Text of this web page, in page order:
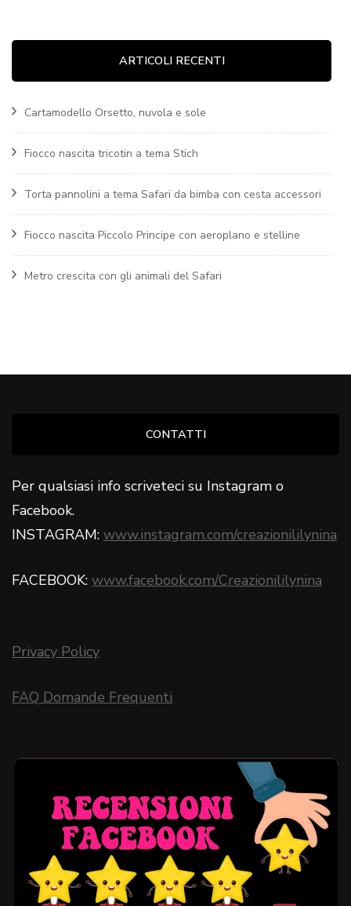
ARTICOLI RECENTI
Cartamodello Orsetto, nuvola e sole
Fiocco nascita tricotin a tema Stich
Torta pannolini a tema Safari da bimba con cesta accessori
Fiocco nascita Piccolo Principe con aeroplano e stelline
Metro crescita con gli animali del Safari
CONTATTI
Per qualsiasi info scriveteci su Instagram o
Facebook.
INSTAGRAM: www.instagram.com/creazionililynina
FACEBOOK: www.facebook.com/Creazionililynina
Privacy Policy
FAQ Domande Frequenti